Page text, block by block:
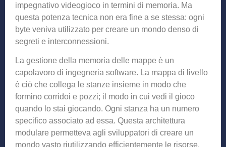
impegnativo videogioco in termini di memoria. Ma
questa potenza tecnica non era fine a se stessa: ogni
byte veniva utilizzato per creare un mondo denso di
segreti e interconnessioni.
La gestione della memoria delle mappe è un
capolavoro di ingegneria software. La mappa di livello
è ciò che collega le stanze insieme in modo che
formino corridoi e pozzi; il modo in cui vedi il gioco
quando lo stai giocando. Ogni stanza ha un numero
specifico associato ad essa. Questa architettura
modulare permetteva agli sviluppatori di creare un
mondo vasto riutilizzando efficientemente le risorse.